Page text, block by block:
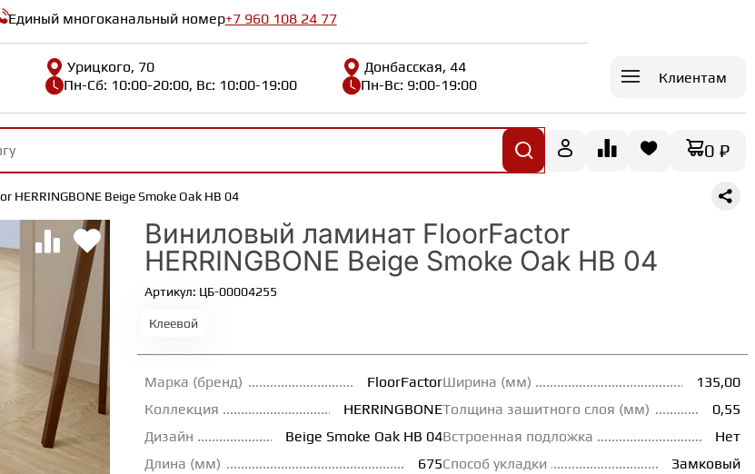
Единый многоканальный номер+7 960 108 24 77
Урицкого, 70
Пн-Сб: 10:00-20:00, Вс: 10:00-19:00
Донбасская, 44
Пн-Вс: 9:00-19:00
Клиентам
0 ₽
Beige Smoke Oak HB 04
Виниловый ламинат FloorFactor
HERRINGBONE Beige Smoke Oak HB 04
Артикул: ЦБ-00004255
Клеевой
Марка (бренд)
FloorFactor
Коллекция
HERRINGBONE
Дизайн
Beige Smoke Oak HB 04
Длина (мм)
675
Ширина (мм)
135,00
Толщина зашитного слоя (мм)
0,55
Встроенная подложка
Нет
Способ укладки
Замковый